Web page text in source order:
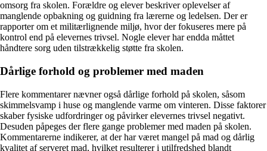
omsorg fra skolen. Forældre og elever beskriver oplevelser af
manglende opbakning og guidning fra lærerne og ledelsen. Der er
rapporter om et militærlignende miljø, hvor der fokuseres mere på
kontrol end på elevernes trivsel. Nogle elever har endda måttet
håndtere sorg uden tilstrækkelig støtte fra skolen.
Dårlige forhold og problemer med maden
Flere kommentarer nævner også dårlige forhold på skolen, såsom
skimmelsvamp i huse og manglende varme om vinteren. Disse faktorer
skaber fysiske udfordringer og påvirker elevernes trivsel negativt.
Desuden påpeges der flere gange problemer med maden på skolen.
Kommentarerne indikerer, at der har været mangel på mad og dårlig
kvalitet af serveret mad, hvilket resulterer i utilfredshed blandt